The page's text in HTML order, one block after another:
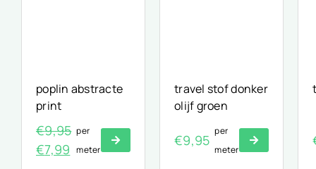
poplin abstracte
print
€9,95
Oorspronkelijke
€7,99 Huidige
per
meter
travel stof donker
olijf groen
€9,95
per
meter